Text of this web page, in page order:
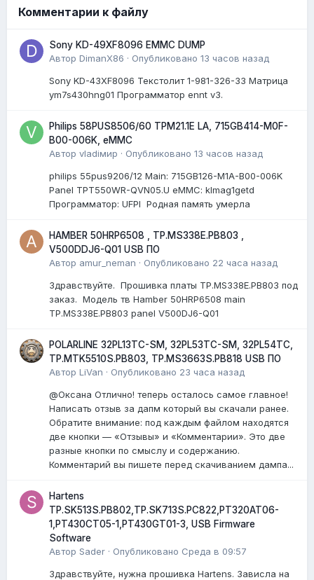
Комментарии к файлу
Sony KD-49XF8096 EMMC DUMP
Автор DimanX86 · Опубликовано 13 часов назад
Sony KD-43XF8096 Текстолит 1-981-326-33 Матрица
ym7s430hng01 Программатор ennt v3.
Philips 58PUS8506/60 TPM21.1E LA, 715GB414-M0F-
B00-006K, eMMC
Автор vladiмир · Опубликовано 13 часов назад
philips 55pus9206/12 Мain: 715GB126-M1A-B00-006K
Panel TPT550WR-QVN05.U eMMC: klmag1getd
Программатор: UFPI Родная память умерла
HAMBER 50HRP6508 , TP.MS338E.PB803 ,
V500DDJ6-Q01 USB ПО
Автор amur_neman · Опубликовано 22 часа назад
Здравствуйте. Прошивка платы TP.MS338E.PB803 под
заказ. Модель тв Hamber 50HRP6508 main
TP.MS338E.PB803 panel V500DJ6-Q01
POLARLINE 32PL13TC-SM, 32PL53TC-SM, 32PL54TC,
TP.MTK5510S.PB803, TP.MS3663S.PB818 USB ПО
Автор LiVan · Опубликовано 23 часа назад
@Оксана Отлично! теперь осталось самое главное!
Написать отзыв за дапм который вы скачали ранее.
Обратите внимание: под каждым файлом находятся
две кнопки — «Отзывы» и «Комментарии». Это две
разные кнопки по смыслу и содержанию.
Комментарий вы пишете перед скачиванием дампа...
Hartens
TP.SK513S.PB802,TP.SK713S.PC822,PT320AT06-
1,PT430CT05-1,PT430GT01-3, USB Firmware
Software
Автор Sader · Опубликовано Среда в 09:57
Здравствуйте, нужна прошивка Hartens. Зависла на